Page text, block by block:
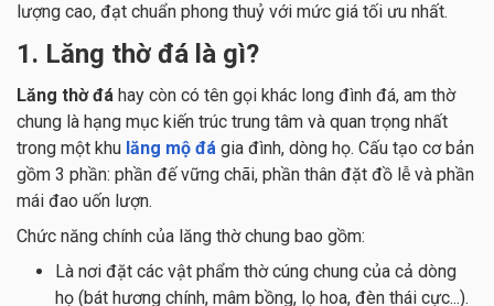
lượng cao, đạt chuẩn phong thuỷ với mức giá tối ưu nhất.
1. Lăng thờ đá là gì?
Lăng thờ đá hay còn có tên gọi khác long đình đá, am thờ
chung là hạng mục kiến trúc trung tâm và quan trọng nhất
trong một khu lăng mộ đá gia đình, dòng họ. Cấu tạo cơ bản
gồm 3 phần: phần đế vững chãi, phần thân đặt đồ lễ và phần
mái đao uốn lượn.
Chức năng chính của lăng thờ chung bao gồm:
Là nơi đặt các vật phẩm thờ cúng chung của cả dòng
họ (bát hương chính, mâm bồng, lọ hoa, đèn thái cực...).